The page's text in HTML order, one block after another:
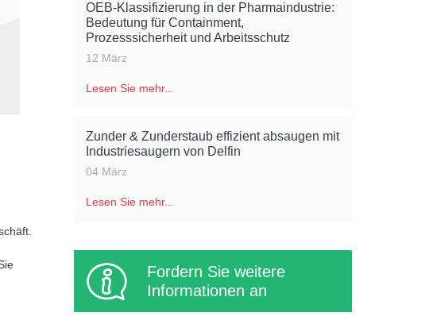
OEB-Klassifizierung in der Pharmaindustrie:
Bedeutung für Containment,
Prozesssicherheit und Arbeitsschutz
12 März
Lesen Sie mehr...
Zunder & Zunderstaub effizient absaugen mit
Industriesaugern von Delfin
04 März
Lesen Sie mehr...
Fordern Sie weitere
Informationen an